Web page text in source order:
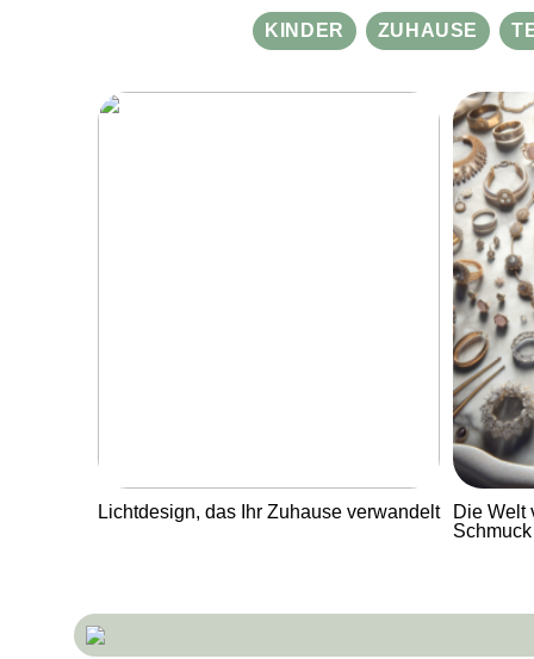
KINDER ZUHAUSE
Lichtdesign, das Ihr Zuhause verwandelt
Die Welt
Schmuck